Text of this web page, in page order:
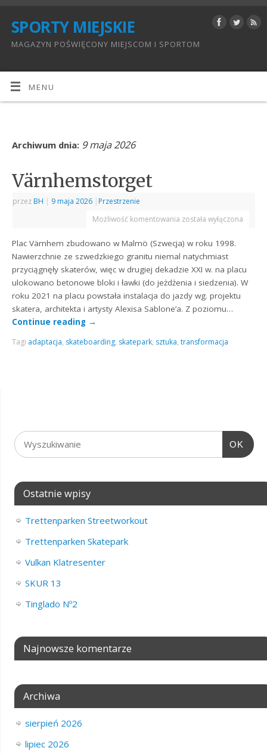
SPORTY MIEJSKIE
MAGAZYN POŚWIĘCONY MIEJSCOM I SPORTOM
MENU
Archiwum dnia: 9 maja 2026
Värnhemstorget
przez BH | 9 maja 2026 | Przestrzenie
Możliwość komentowania została wyłączona
Plac Värnhem zbudowano w Malmö (Szwecja) w roku 1998.
Nawierzchnie ze szwedzkiego granitu niemal natychmiast
przyciągnęły skaterów, więc w drugiej dekadzie XXI w. na placu
ulokowano betonowe bloki i ławki (do jeżdżenia i siedzenia). W
roku 2021 na placu powstała instalacja do jazdy wg. projektu
skatera, architekta i artysty Alexisa Sablone’a. Z poziomu…
Continue reading →
Tagi adaptacja, skateboarding, skatepark, sztuka,transformacja
OK
Ostatnie wpisy
Trettenparken Streetworkout
Trettenparken Skatepark
Vulkan Klatresenter
SKUR 13
Tinglado Nº2
Najnowsze komentarze
Archiwa
sierpień 2026
lipiec 2026